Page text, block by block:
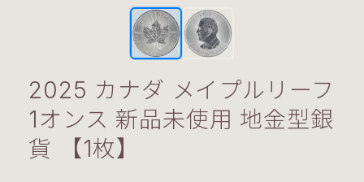
2025 カナダ メイプルリーフ
1オンス 新品未使用 地金型銀
貨 【1枚】